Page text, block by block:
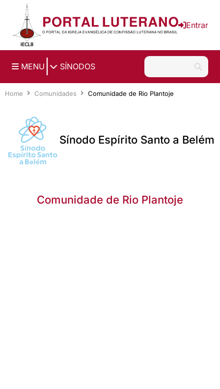
Ir para o conteúdo principal
Entrar
MENU SÍNODOS
Home Comunidades Comunidade de Rio Plantoje
Sínodo Espírito Santo a Belém
Comunidade de Rio Plantoje